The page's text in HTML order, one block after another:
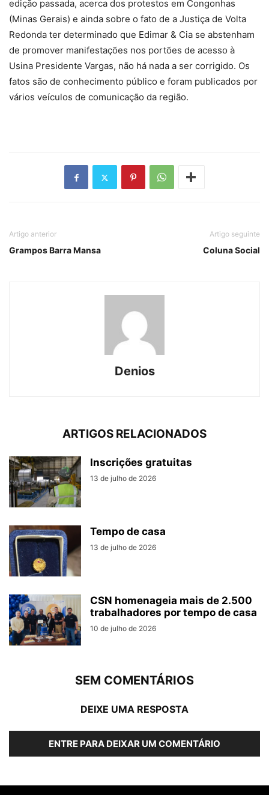
edição passada, acerca dos protestos em Congonhas
(Minas Gerais) e ainda sobre o fato de a Justiça de Volta
Redonda ter determinado que Edimar & Cia se abstenham
de promover manifestações nos portões de acesso à
Usina Presidente Vargas, não há nada a ser corrigido. Os
fatos são de conhecimento público e foram publicados por
vários veículos de comunicação da região.
Artigo anterior
Grampos Barra Mansa
Artigo seguinte
Coluna Social
Denios
ARTIGOS RELACIONADOS
Inscrições gratuitas
13 de julho de 2026
Tempo de casa
13 de julho de 2026
CSN homenageia mais de 2.500
trabalhadores por tempo de casa
10 de julho de 2026
SEM COMENTÁRIOS
DEIXE UMA RESPOSTA
ENTRE PARA DEIXAR UM COMENTÁRIO